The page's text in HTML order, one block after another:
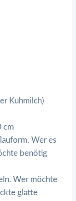
Kuhmilch)
cm
Wer es
benötig
Wer möchte
glatte